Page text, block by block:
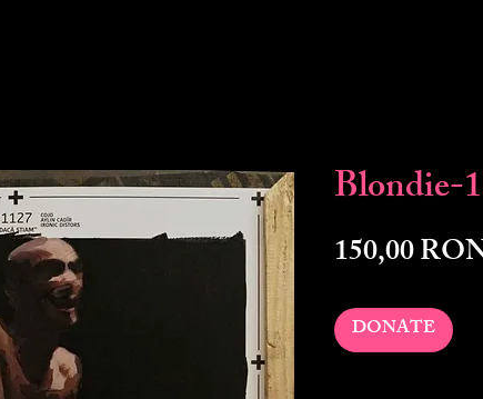
Blondie-
150,00
DONATE